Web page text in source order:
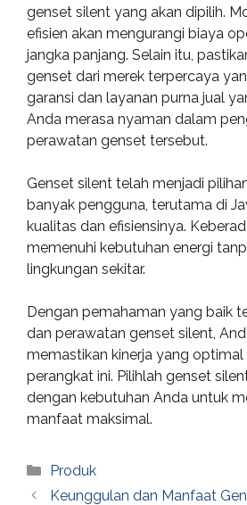
genset silent yang akan dipilih.
efisien akan mengurangi biaya
jangka panjang. Selain itu,
genset dari merek terpercaya
garansi dan layanan purna jual
Anda merasa nyaman dalam
perawatan genset tersebut.
Genset silent telah menjadi
banyak pengguna, terutama di
kualitas dan efisiensinya.
memenuhi kebutuhan energi
lingkungan sekitar.
Dengan pemahaman yang baik
dan perawatan genset silent,
memastikan kinerja yang
perangkat ini. Pilihlah genset
dengan kebutuhan Anda untuk
manfaat maksimal.
Categories
Produk
Keunggulan dan Manfaat